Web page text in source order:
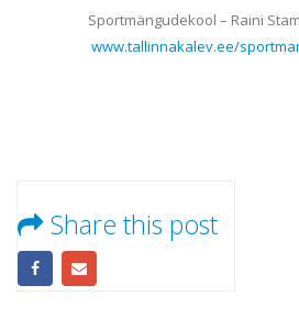
Sportmängudekool – Raini
www.tallinnakalev.ee/
Share this post